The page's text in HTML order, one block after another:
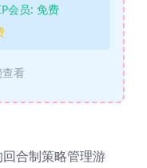
会员: 免费
看
回合制策略管理游